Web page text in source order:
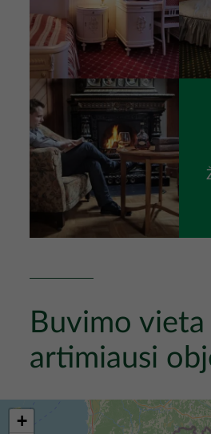
Nuotrauka
Buvimo
artimiausi
+